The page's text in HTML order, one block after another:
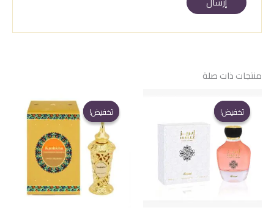
منتجات ذات صلة
تخفيض!
تخفيض! تخفيض!
تخفيض!